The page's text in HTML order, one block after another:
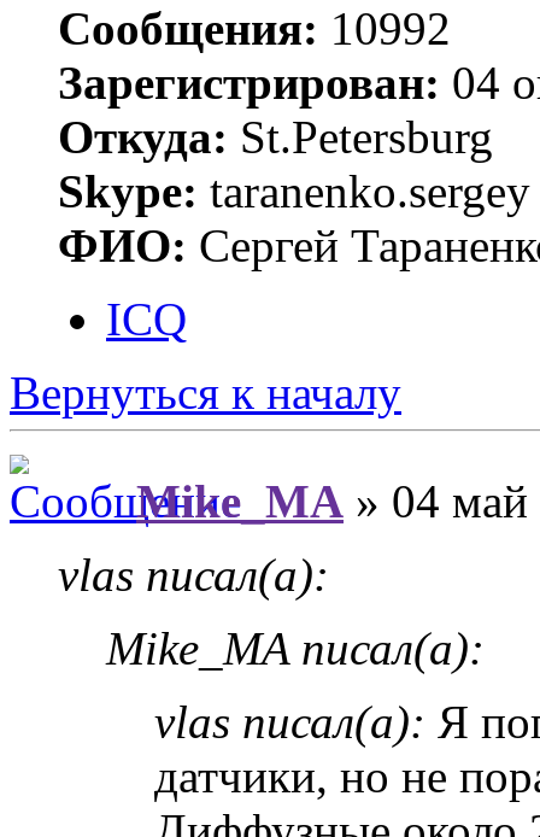
Сообщения: 10992
Зарегистрирован: 04
Откуда: St.Petersburg
Skype: taranenko.sergey
ФИО: Сергей
ICQ
Вернуться к началу
Mike_MA » 04
vlas писал(а):
Mike_MA писал(а):
vlas писал(а): Я
датчики, но не